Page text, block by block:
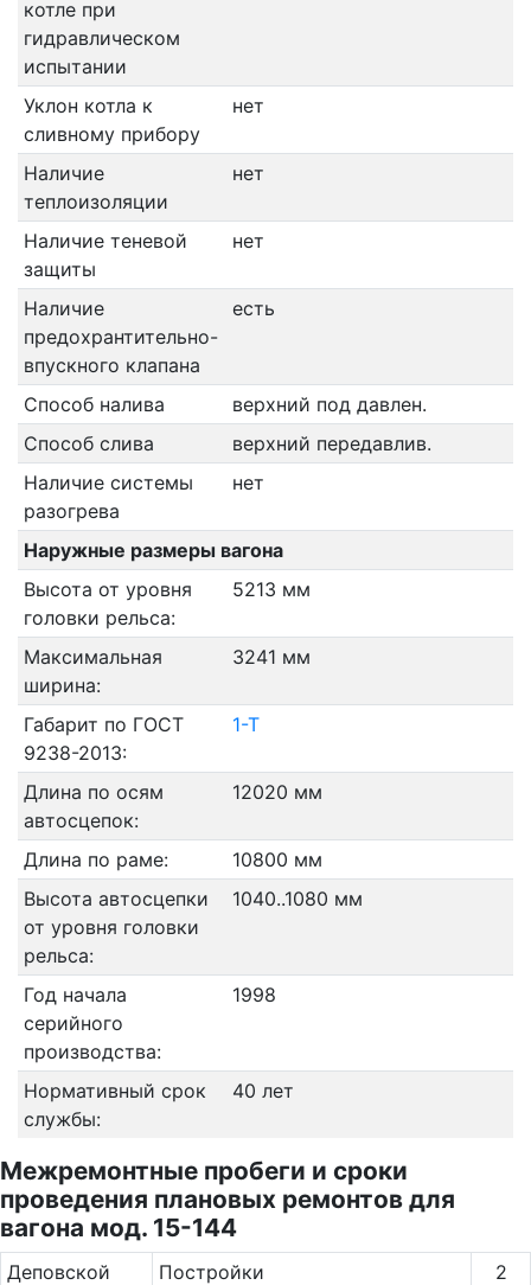
котле при
гидравлическом
испытании
Уклон котла к
сливному прибору
нет
Наличие
теплоизоляции
нет
Наличие теневой
защиты
нет
Наличие
предохрантительно-
впускного клапана
есть
Способ налива
верхний под давлен.
Способ слива
верхний передавлив.
Наличие системы
разогрева
нет
Наружные размеры вагона
Высота от уровня
головки рельса:
5213 мм
Максимальная
ширина:
3241 мм
Габарит по ГОСТ
9238-2013:
1-Т
Длина по осям
автосцепок:
12020 мм
Длина по раме:
10800 мм
Высота автосцепки
от уровня головки
рельса:
1040..1080 мм
Год начала
серийного
производства:
1998
Нормативный срок
службы:
40 лет
Межремонтные пробеги и сроки
проведения плановых ремонтов для
вагона мод. 15-144
Де­повс­кой
Постройки
2